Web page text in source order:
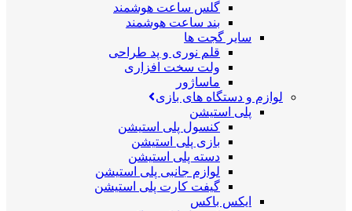
گلس ساعت هوشمند
بند ساعت هوشمند
سایر گجت ها
قلم نوری و پد طراحی
ولت سخت افزاری
ماساژور
لوازم و دستگاه های بازی
پلی استیشن
کنسول پلی استیشن
بازی پلی استیشن
دسته پلی استیشن
لوازم جانبی پلی استیشن
گیفت کارت پلی استیشن
ایکس باکس